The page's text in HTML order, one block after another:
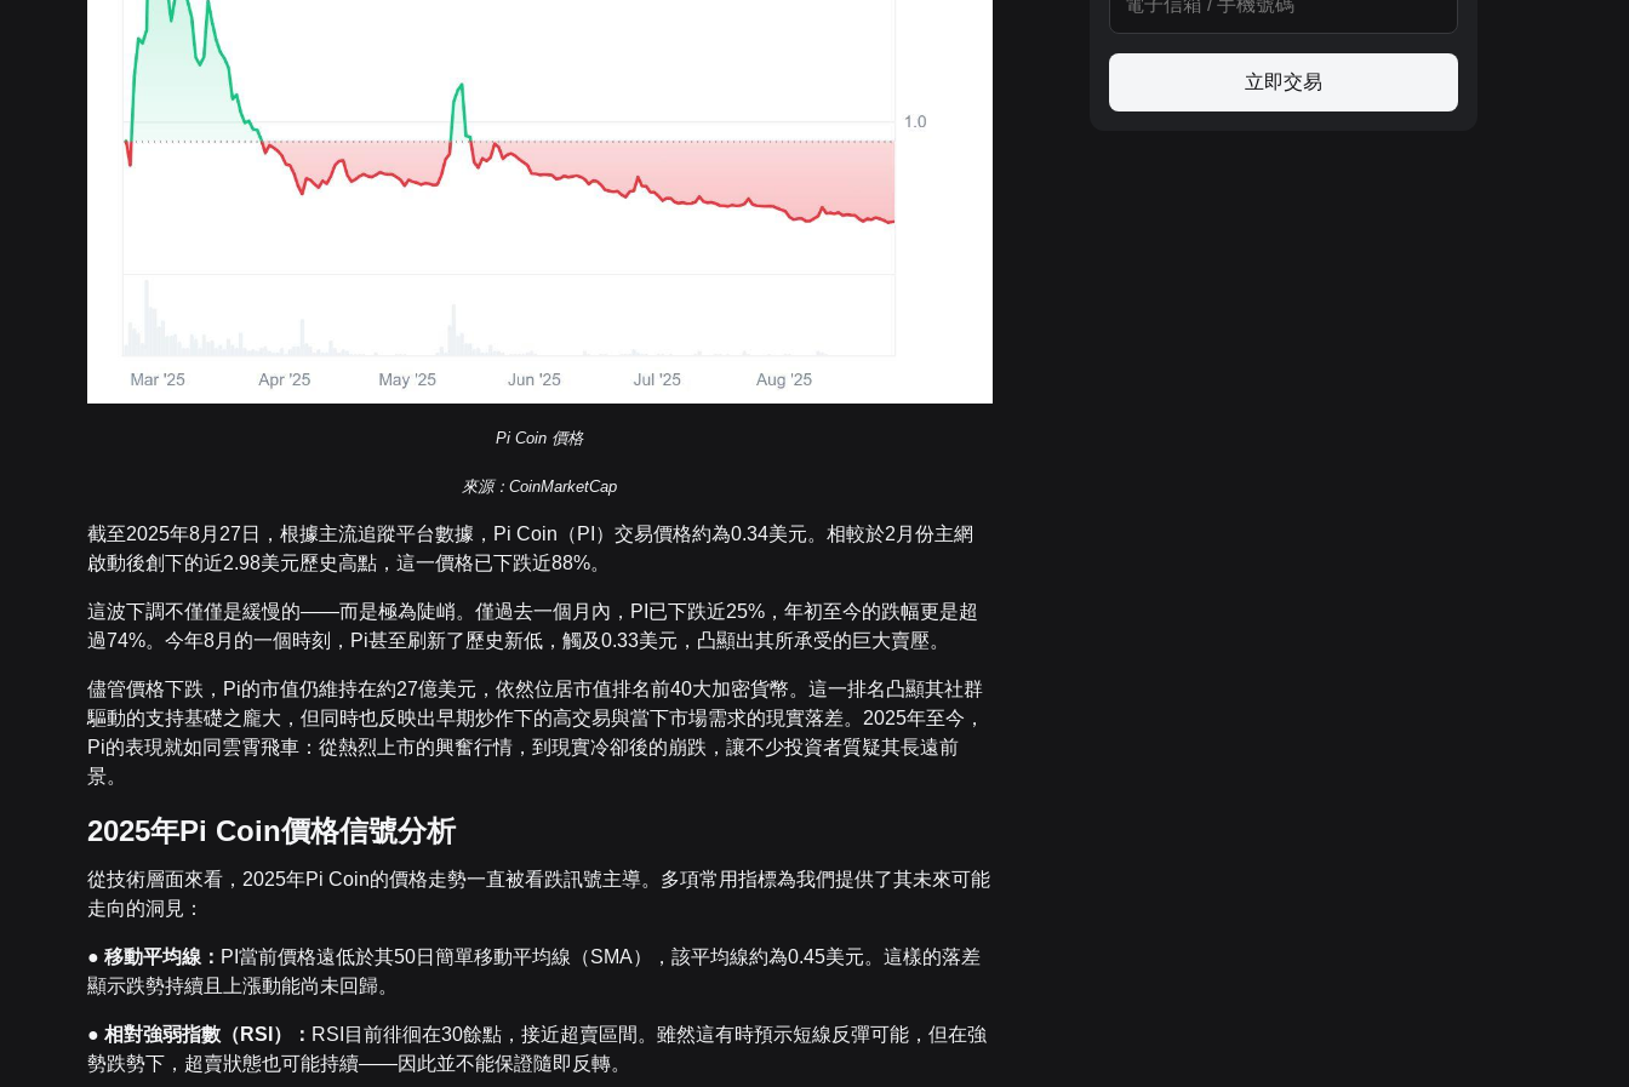
Pi Coin 價格
來源：CoinMarketCap
截至2025年8月27日，根據主流追蹤平台數據，Pi Coin（PI）交易價格約為0.34美元。相較於2月份主網
啟動後創下的近2.98美元歷史高點，這一價格已下跌近88%。
這波下調不僅僅是緩慢的——而是極為陡峭。僅過去一個月內，PI已下跌近25%，年初至今的跌幅更是超
過74%。今年8月的一個時刻，Pi甚至刷新了歷史新低，觸及0.33美元，凸顯出其所承受的巨大賣壓。
儘管價格下跌，Pi的市值仍維持在約27億美元，依然位居市值排名前40大加密貨幣。這一排名凸顯其社群
驅動的支持基礎之龐大，但同時也反映出早期炒作下的高交易與當下市場需求的現實落差。2025年至今，
Pi的表現就如同雲霄飛車：從熱烈上市的興奮行情，到現實冷卻後的崩跌，讓不少投資者質疑其長遠前
景。
2025年Pi Coin價格信號分析
從技術層面來看，2025年Pi Coin的價格走勢一直被看跌訊號主導。多項常用指標為我們提供了其未來可能
走向的洞見：
● 移動平均線： PI當前價格遠低於其50日簡單移動平均線（SMA），該平均線約為0.45美元。這樣的落差
顯示跌勢持續且上漲動能尚未回歸。
● 相對強弱指數（RSI）： RSI目前徘徊在30餘點，接近超賣區間。雖然這有時預示短線反彈可能，但在強
勢跌勢下，超賣狀態也可能持續——因此並不能保證隨即反轉。
立即交易